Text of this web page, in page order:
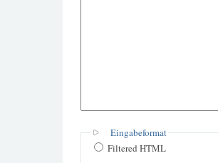
Eingabeformat
Filtered HTML